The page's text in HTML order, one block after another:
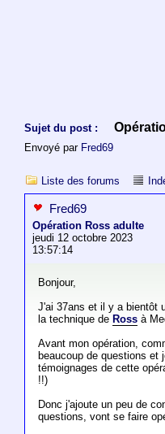
Sujet du post :
Envoyé par Fred69
Liste des forums
Fred69
Opération Ross adulte
jeudi 12 octobre 2023
13:57:14
Bonjour,
J'ai 37ans et il y a bientôt
la technique de Rossà
Avant mon opération,
beaucoup de questions et
témoignages de cette
!!)
Donc j'ajoute un peu de
questions, vont se faire